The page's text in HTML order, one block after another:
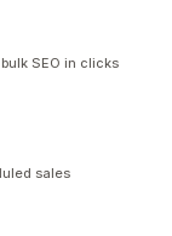
SEO in clicks
sales